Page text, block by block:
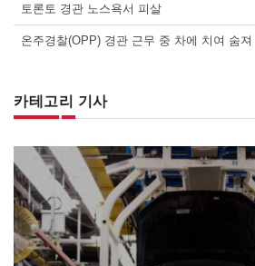
토론토 경관 노스욕서 피살
온주경찰(OPP) 경관 근무 중 차에 치여 숨져
카테고리 기사